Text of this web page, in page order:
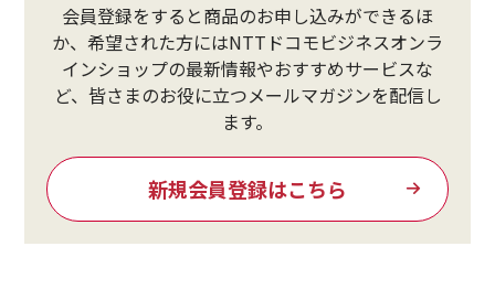
会員登録をすると商品のお申し込みができるほ
か、希望された方にはNTTドコモビジネスオンラ
インショップの最新情報やおすすめサービスな
ど、皆さまのお役に立つメールマガジンを配信し
ます。
新規会員登録はこちら